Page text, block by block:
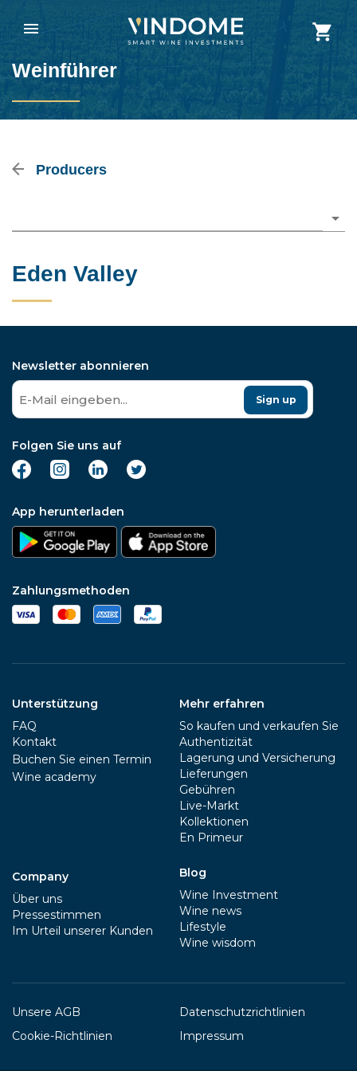
Weinführer
Producers
Eden Valley
Newsletter abonnieren
Sign up
Folgen Sie uns auf
App herunterladen
Zahlungsmethoden
Unterstützung
FAQ
Kontakt
Buchen Sie einen Termin
Wine academy
Company
Über uns
Pressestimmen
Im Urteil unserer Kunden
Mehr erfahren
So kaufen und verkaufen Sie
Authentizität
Lagerung und Versicherung
Lieferungen
Gebühren
Live-Markt
Kollektionen
En Primeur
Blog
Wine Investment
Wine news
Lifestyle
Wine wisdom
Unsere AGB
Datenschutzrichtlinien
Cookie-Richtlinien
Impressum